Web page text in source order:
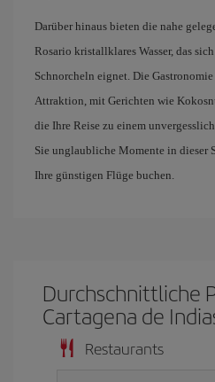
Darüber hinaus bieten die nahe
Rosario kristallklares Wasser, das
Schnorcheln eignet. Die
Attraktion, mit Gerichten wie
die Ihre Reise zu einem
Sie unglaubliche Momente in dieser
Ihre günstigen Flüge buchen.
Durchschnittliche
Cartagena de
Restaurants